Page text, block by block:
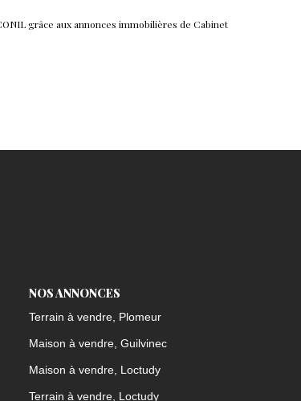
grâce aux annonces immobilières de Cabinet
NOS ANNONCES
Terrain à vendre, Plomeur
Maison à vendre, Guilvinec
Maison à vendre, Loctudy
Terrain à vendre, Loctudy